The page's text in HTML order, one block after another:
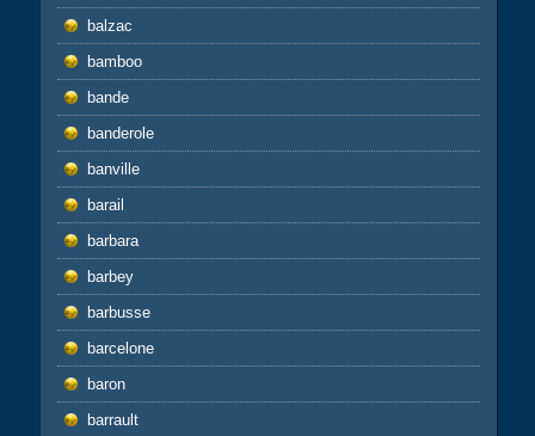
balzac
bamboo
bande
banderole
banville
barail
barbara
barbey
barbusse
barcelone
baron
barrault